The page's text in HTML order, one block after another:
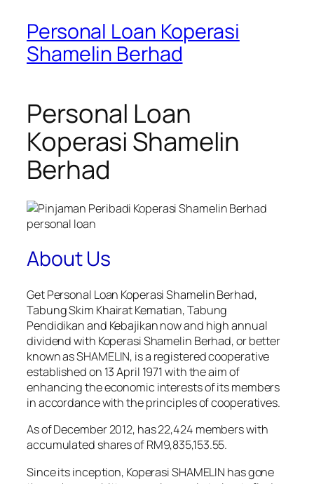
Personal Loan Koperasi
Shamelin Berhad
Personal Loan
Koperasi Shamelin
Berhad
About Us
Get Personal Loan Koperasi Shamelin Berhad,
Tabung Skim Khairat Kematian, Tabung
Pendidikan and Kebajikan now and high annual
dividend with Koperasi Shamelin Berhad, or better
known as SHAMELIN, is a registered cooperative
established on 13 April 1971 with the aim of
enhancing the economic interests of its members
in accordance with the principles of cooperatives.
As of December 2012, has 22,424 members with
accumulated shares of RM9,835,153.55.
Since its inception, Koperasi SHAMELIN has gone